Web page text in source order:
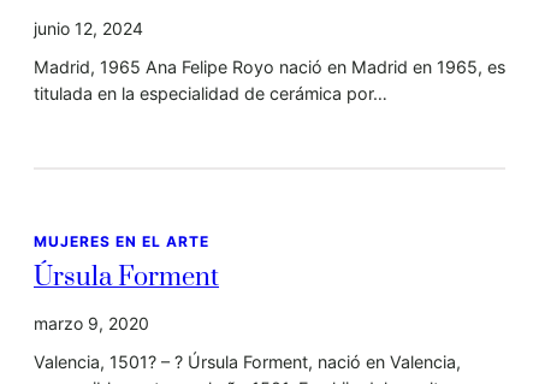
junio 12, 2024
Madrid, 1965 Ana Felipe Royo nació en Madrid en 1965, es
titulada en la especialidad de cerámica por…
MUJERES EN EL ARTE
Úrsula Forment
marzo 9, 2020
Valencia, 1501? – ? Úrsula Forment, nació en Valencia,